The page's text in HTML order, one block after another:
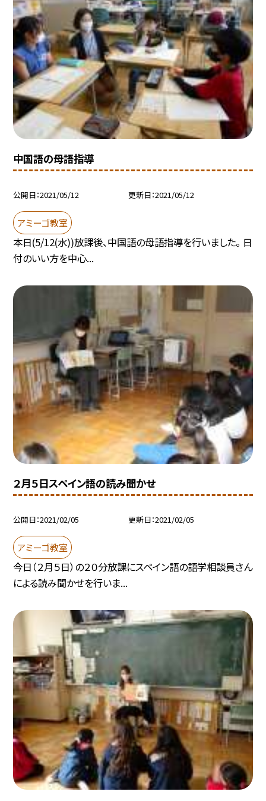
中国語の母語指導
公開日 2021/05/12 更新日 2021/05/12
アミーゴ教室
本日(5/12(水))放課後、中国語の母語指導を行いました。 日
付のいい方を中心...
２月５日スペイン語の読み聞かせ
公開日 2021/02/05 更新日 2021/02/05
アミーゴ教室
今日（２月５日）の２０分放課にスペイン語の語学相談員さん
による読み聞かせを行いま...